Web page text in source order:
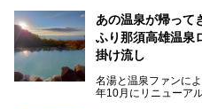
力を詳しく紹介しち
───
提供元：大江戸温泉
R】
この記事は大江戸温
記事です。
こだわりのサウナ、
呂、食事処、休憩室
ませんが、鬼怒川温
一日リフレッシュす
スポットです。時間
日サウナや温泉を楽
ますよ。
あの温泉が帰って
ふり那須高雄温泉
掛け流し
名湯と温泉ファンに
年10月にリニューア